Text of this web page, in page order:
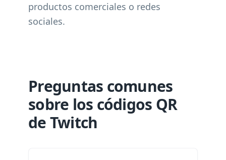
productos comerciales o redes
sociales.
Preguntas comunes
sobre los códigos QR
de Twitch